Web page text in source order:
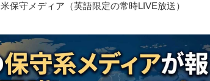
米保守メディア（英語限定の常時LIVE放送）